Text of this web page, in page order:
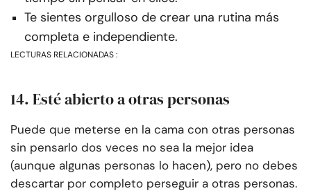
Te sientes orgulloso de crear una rutina más
completa e independiente.
LECTURAS RELACIONADAS :
14. Esté abierto a otras personas
Puede que meterse en la cama con otras personas
sin pensarlo dos veces no sea la mejor idea
(aunque algunas personas lo hacen), pero no debes
descartar por completo perseguir a otras personas.